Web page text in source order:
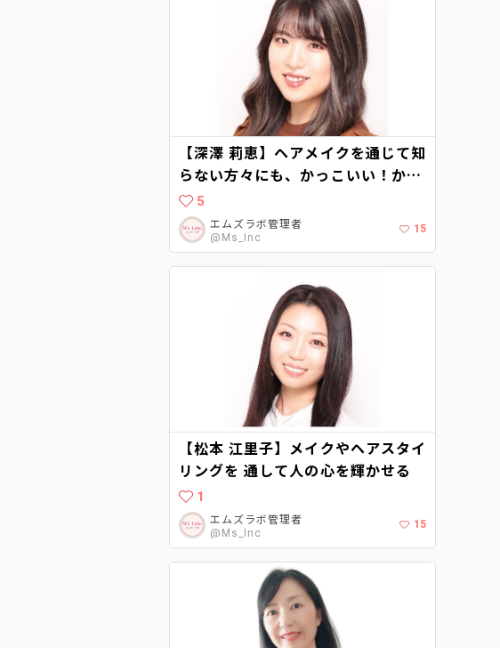
【深澤 莉恵】ヘアメイクを通じて知
らない方々にも、かっこいい！かわ
いい！を与えられるような存在にな
る
5
エムズラボ管理者
@Ms_Inc
15
【松本 江里子】メイクやヘアスタイ
リングを 通して⼈の⼼を輝かせる
1
エムズラボ管理者
@Ms_Inc
15